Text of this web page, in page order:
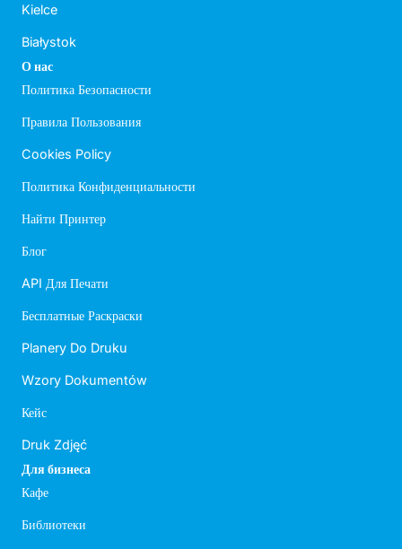
Kielce
Białystok
О нас
Политика Безопасности
Правила Пользования
Cookies Policy
Политика Конфиденциальности
Найти Принтер
Блог
API Для Печати
Бесплатные Раскраски
Planery Do Druku
Wzory Dokumentów
Кейс
Druk Zdjęć
Для бизнеса
Кафе
Библиотеки